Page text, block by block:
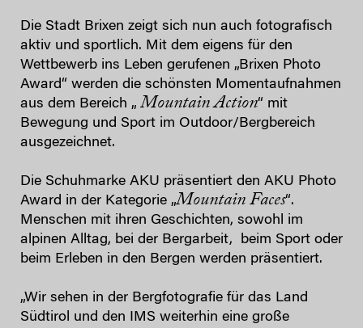
Die Stadt Brixen zeigt sich nun auch fotografisch
aktiv und sportlich. Mit dem eigens für den
Wettbewerb ins Leben gerufenen „Brixen Photo
Award“ werden die schönsten Momentaufnahmen
aus dem Bereich „ Mountain Action“ mit
Bewegung und Sport im Outdoor/Bergbereich
ausgezeichnet.
Die Schuhmarke AKU präsentiert den AKU Photo
Award in der Kategorie „Mountain Faces“.
Menschen mit ihren Geschichten, sowohl im
alpinen Alltag, bei der Bergarbeit, beim Sport oder
beim Erleben in den Bergen werden präsentiert.
„Wir sehen in der Bergfotografie für das Land
Südtirol und den IMS weiterhin eine große